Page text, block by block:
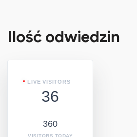
Ilość odwiedzin
LIVE VISITORS
36
360
VISITORS TODAY